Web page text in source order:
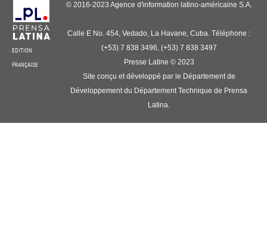
ÉDITION
FRANÇAISE
© 2016-2023 Agence d'information latino-américaine S.A.
Calle E No. 454, Vedado, La Havane, Cuba. Téléphone :
(+53) 7 838 3496, (+53) 7 838 3497
Presse Latine © 2023
Site conçu et développé par le Département de
Développement du Département Technique de Prensa
Latina.